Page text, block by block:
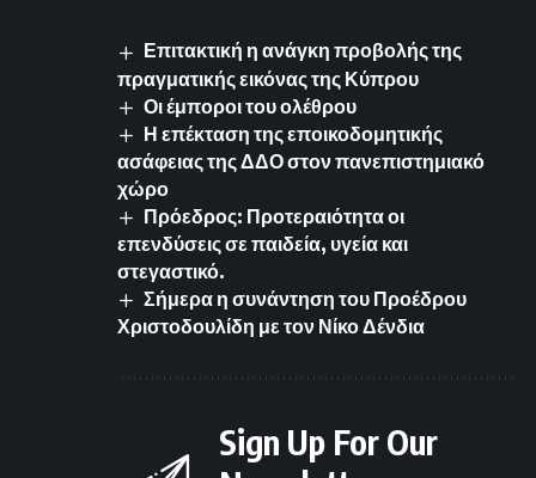
Επιτακτική η ανάγκη προβολής της
πραγματικής εικόνας της Κύπρου
Οι έμποροι του ολέθρου
Η επέκταση της εποικοδομητικής
ασάφειας της ΔΔΟ στον πανεπιστημιακό
χώρο
Πρόεδρος: Προτεραιότητα οι
επενδύσεις σε παιδεία, υγεία και
στεγαστικό.
Σήμερα η συνάντηση του Προέδρου
Χριστοδουλίδη με τον Νίκο Δένδια
Sign Up For Our